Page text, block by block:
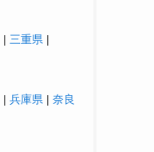
| 三重県 |
| 兵庫県 | 奈良